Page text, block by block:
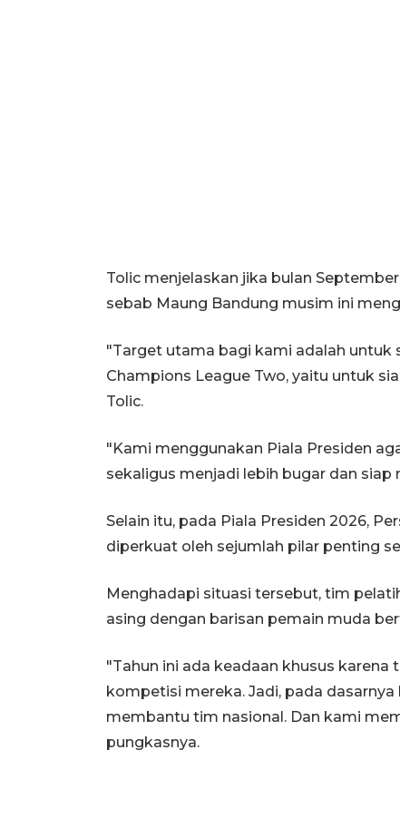
Tolic menjelaskan jika bulan
sebab Maung Bandung musim ini
"Target utama bagi kami adalah untuk
Champions League Two, yaitu untuk
Tolic.
"Kami menggunakan Piala Presiden
sekaligus menjadi lebih bugar dan
Selain itu, pada Piala Presiden 2026,
diperkuat oleh sejumlah pilar penting
Menghadapi situasi tersebut, tim
asing dengan barisan pemain muda
"Tahun ini ada keadaan khusus
kompetisi mereka. Jadi, pada
membantu tim nasional. Dan kami
pungkasnya.